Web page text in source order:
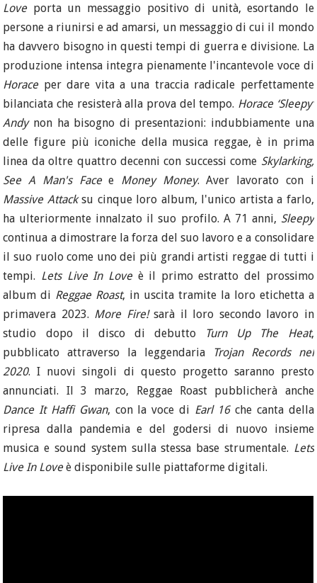
Loveporta un messaggio positivo di unità, esortando le
persone a riunirsi e ad amarsi, un messaggio di cui il mondo
ha davvero bisogno in questi tempi di guerra e divisione. La
produzione intensa integra pienamente l'incantevole voce di
Horaceper dare vita a una traccia radicale perfettamente
bilanciata che resisterà alla prova del tempo. Horace ‘Sleepy’
Andy non ha bisogno di presentazioni: indubbiamente una
delle figure più iconiche della musica reggae, è in prima
linea da oltre quattro decenni con successi come Skylarking,
See A Man's Facee Money Money. Aver lavorato con i
Massive Attacksu cinque loro album, l'unico artista a farlo,
ha ulteriormente innalzato il suo profilo. A 71 anni, Sleepy
continua a dimostrare la forza del suo lavoro e a consolidare
il suo ruolo come uno dei più grandi artisti reggae di tutti i
tempi. Lets Live In Loveè il primo estratto del prossimo
album di Reggae Roast, in uscita tramite la loro etichetta a
primavera 2023. More Fire!sarà il loro secondo lavoro in
studio dopo il disco di debutto Turn Up The Heat,
pubblicato attraverso la leggendaria
Trojan Records nel
2020. I nuovi singoli di questo progetto saranno presto
annunciati. Il 3 marzo, Reggae Roast pubblicherà anche
Dance It Haffi Gwan, con la voce di Earl 16che canta della
ripresa dalla pandemia e del godersi di nuovo insieme
musica e sound system sulla stessa base strumentale. Lets
Live In Loveè disponibile sulle piattaforme digitali.